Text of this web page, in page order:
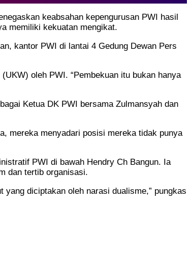
keabsahan kepengurusan PWI hasil
memiliki kekuatan mengikat.
kantor PWI di lantai 4 Gedung Dewan Pers
oleh PWI. “Pembekuan itu bukan hanya
Ketua DK PWI bersama Zulmansyah dan
mereka menyadari posisi mereka tidak punya
PWI di bawah Hendry Ch Bangun. Ia
dan tertib organisasi.
diciptakan oleh narasi dualisme,” pungkas